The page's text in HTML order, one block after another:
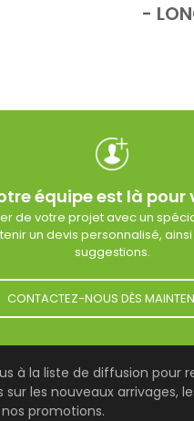
-
équipe est là pour
de votre projet avec un
un devis personnalisé,
suggestions.
CONTACTEZ-NOUS DÈS
à la liste de diffusion pour
les nouveaux arrivages,
promotions.